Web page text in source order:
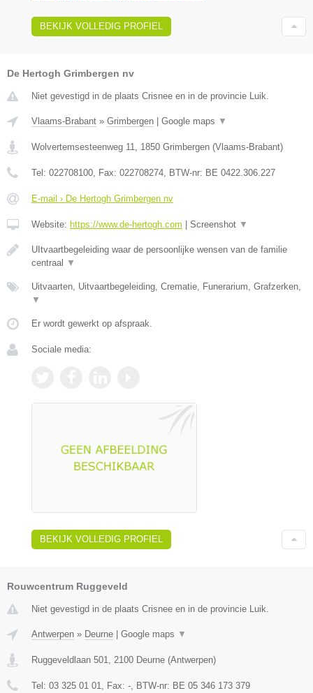
BEKIJK VOLLEDIG PROFIEL
De Hertogh Grimbergen nv
Niet gevestigd in de plaats Crisnee en in de provincie Luik.
Vlaams-Brabant » Grimbergen Google maps ▼
Wolvertemsesteenweg 11 1850 Grimbergen (Vlaams-Brabant)
Tel: 022708100 , Fax: 022708274 , BTW-nr: BE 0422.306.227
E-mail › De Hertogh Grimbergen nv
Website: https://www.de-hertogh.com Screenshot ▼
UItvaartbegeleiding waar de persoonlijke wensen van de familie
centraal
▼
Uitvaarten, Uitvaartbegeleiding, Crematie, Funerarium, Grafzerken,
▼
Er wordt gewerkt op afspraak.
Sociale media:
BEKIJK VOLLEDIG PROFIEL
Rouwcentrum Ruggeveld
Niet gevestigd in de plaats Crisnee en in de provincie Luik.
Antwerpen » Deurne Google maps ▼
Ruggeveldlaan 501, 2100 Deurne (Antwerpen)
Tel: 03 325 01 01, Fax: -, BTW-nr: BE 05 346 173 379